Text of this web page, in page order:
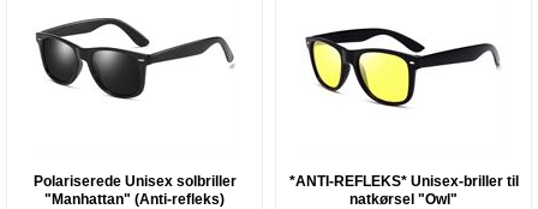
Polariserede Unisex solbriller
"Manhattan" (Anti-refleks)
*ANTI-REFLEKS* Unisex-briller til
natkørsel "Owl"